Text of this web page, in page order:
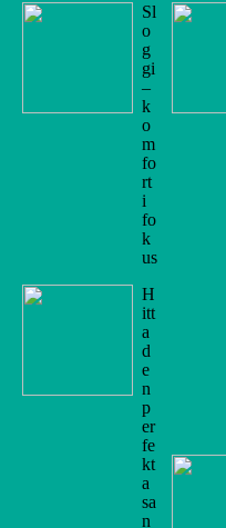
Sl
o
g
gi
–
k
o
m
fo
rt
i
fo
k
us
H
itt
a
d
e
n
p
er
fe
kt
a
sa
n